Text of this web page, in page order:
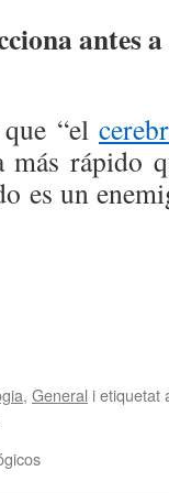
antes
“el
más rápido
es un
, General i etiquetat